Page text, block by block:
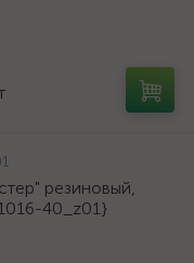
резиновый,
40_z01}